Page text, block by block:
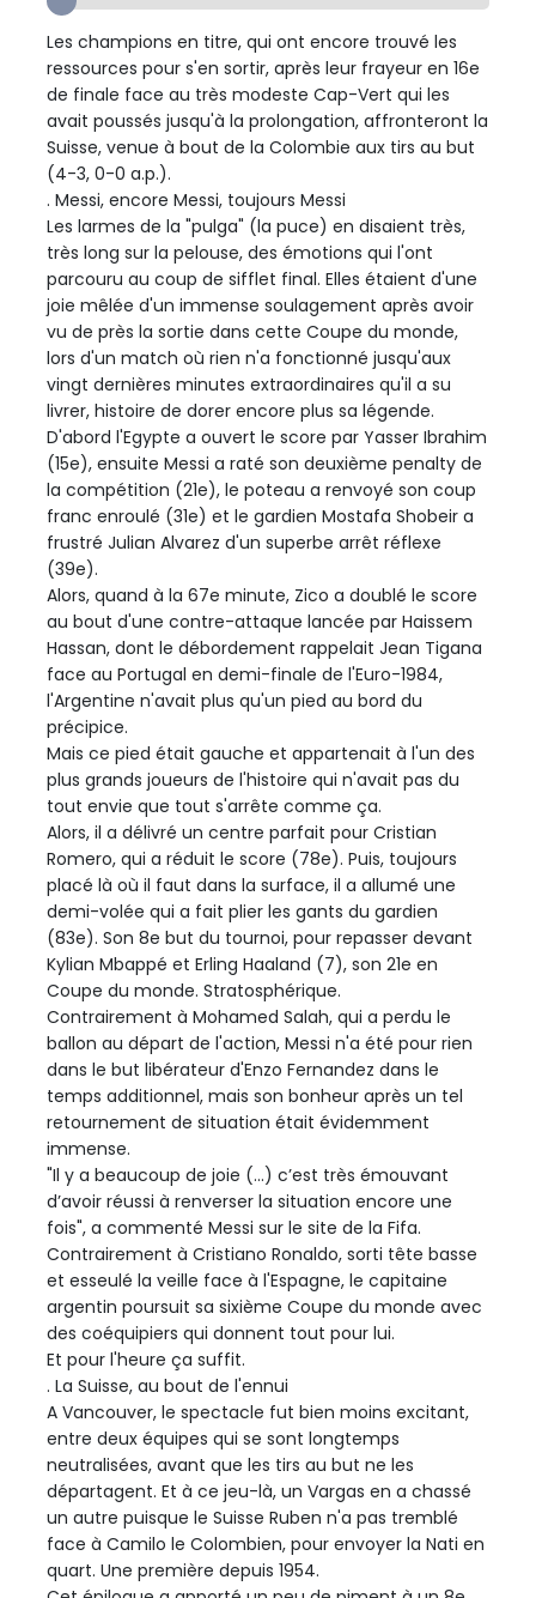
Les champions en titre, qui ont encore trouvé les
ressources pour s'en sortir, après leur frayeur en 16e
de finale face au très modeste Cap-Vert qui les
avait poussés jusqu'à la prolongation, affronteront la
Suisse, venue à bout de la Colombie aux tirs au but
(4-3, 0-0 a.p.).
. Messi, encore Messi, toujours Messi
Les larmes de la "pulga" (la puce) en disaient très,
très long sur la pelouse, des émotions qui l'ont
parcouru au coup de sifflet final. Elles étaient d'une
joie mêlée d'un immense soulagement après avoir
vu de près la sortie dans cette Coupe du monde,
lors d'un match où rien n'a fonctionné jusqu'aux
vingt dernières minutes extraordinaires qu'il a su
livrer, histoire de dorer encore plus sa légende.
D'abord l'Egypte a ouvert le score par Yasser Ibrahim
(15e), ensuite Messi a raté son deuxième penalty de
la compétition (21e), le poteau a renvoyé son coup
franc enroulé (31e) et le gardien Mostafa Shobeir a
frustré Julian Alvarez d'un superbe arrêt réflexe
(39e).
Alors, quand à la 67e minute, Zico a doublé le score
au bout d'une contre-attaque lancée par Haissem
Hassan, dont le débordement rappelait Jean Tigana
face au Portugal en demi-finale de l'Euro-1984,
l'Argentine n'avait plus qu'un pied au bord du
précipice.
Mais ce pied était gauche et appartenait à l'un des
plus grands joueurs de l'histoire qui n'avait pas du
tout envie que tout s'arrête comme ça.
Alors, il a délivré un centre parfait pour Cristian
Romero, qui a réduit le score (78e). Puis, toujours
placé là où il faut dans la surface, il a allumé une
demi-volée qui a fait plier les gants du gardien
(83e). Son 8e but du tournoi, pour repasser devant
Kylian Mbappé et Erling Haaland (7), son 21e en
Coupe du monde. Stratosphérique.
Contrairement à Mohamed Salah, qui a perdu le
ballon au départ de l'action, Messi n'a été pour rien
dans le but libérateur d'Enzo Fernandez dans le
temps additionnel, mais son bonheur après un tel
retournement de situation était évidemment
immense.
"Il y a beaucoup de joie (...) c’est très émouvant
d’avoir réussi à renverser la situation encore une
fois", a commenté Messi sur le site de la Fifa.
Contrairement à Cristiano Ronaldo, sorti tête basse
et esseulé la veille face à l'Espagne, le capitaine
argentin poursuit sa sixième Coupe du monde avec
des coéquipiers qui donnent tout pour lui.
Et pour l'heure ça suffit.
. La Suisse, au bout de l'ennui
A Vancouver, le spectacle fut bien moins excitant,
entre deux équipes qui se sont longtemps
neutralisées, avant que les tirs au but ne les
départagent. Et à ce jeu-là, un Vargas en a chassé
un autre puisque le Suisse Ruben n'a pas tremblé
face à Camilo le Colombien, pour envoyer la Nati en
quart. Une première depuis 1954.